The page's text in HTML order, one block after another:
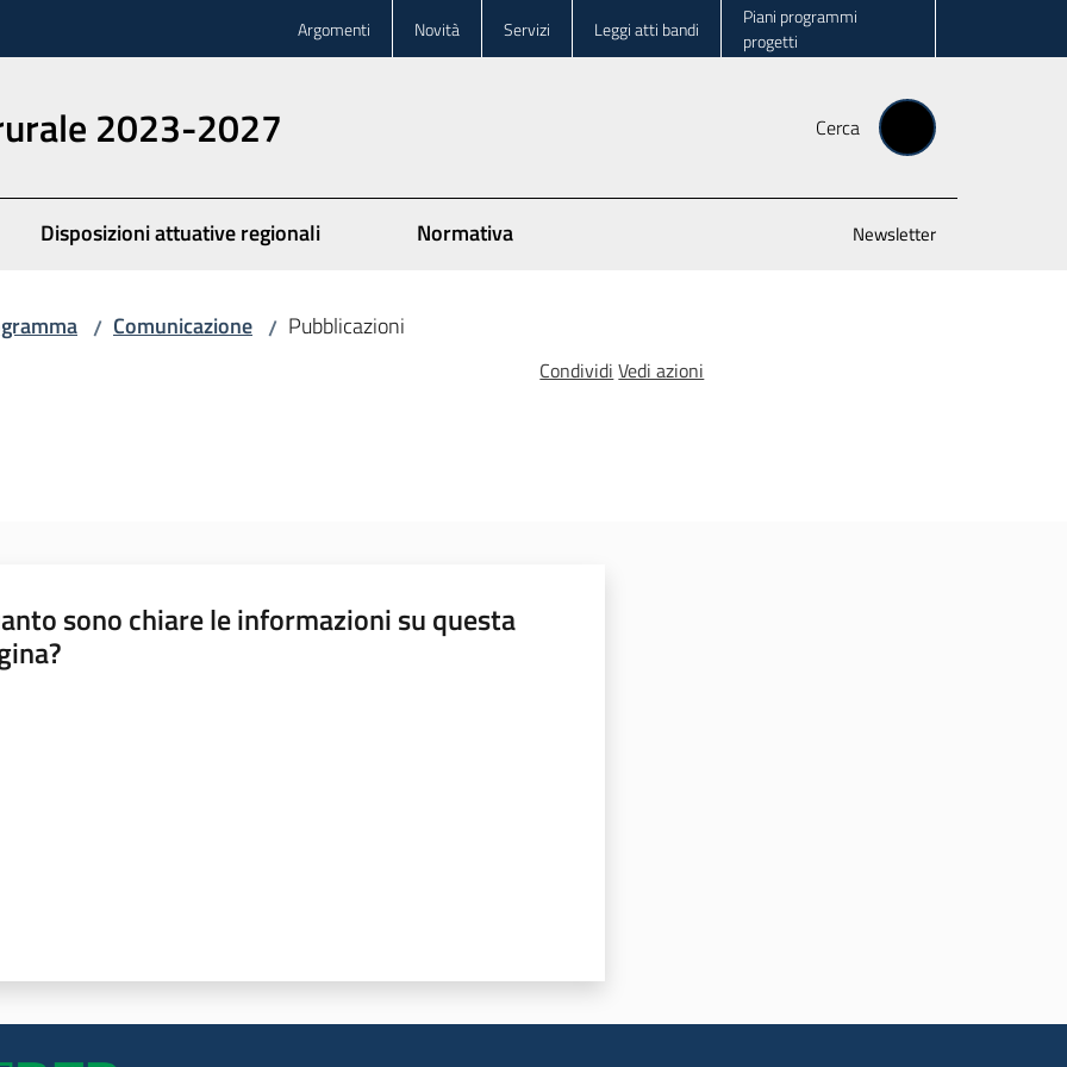
Argomenti Novità Servizi Leggi atti bandi
Piani programmi
progetti
2023-2027 Cerca
Disposizioni attuative regionali Normativa Newsletter
/ Comunicazione / Pubblicazioni
Condividi Vedi azioni
sono chiare le informazioni su questa